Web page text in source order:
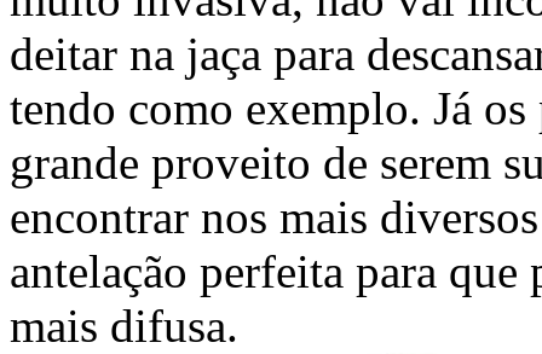
deitar na jaça para
tendo como exemplo. Já
grande proveito de serem
encontrar nos mais
antelação perfeita para que
mais difusa.